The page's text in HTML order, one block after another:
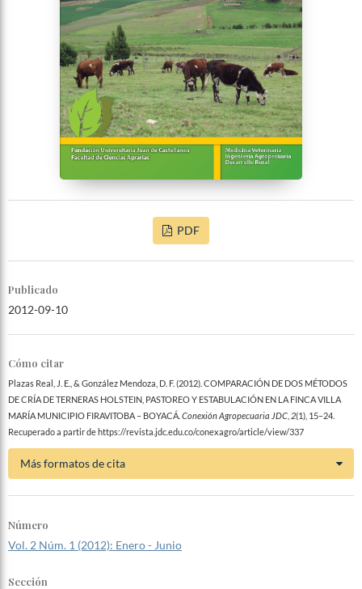
PDF
Publicado
2012-09-10
Cómo citar
Plazas Real, J. E., & González Mendoza, D. F. (2012). COMPARACIÓN DE DOS MÉTODOS
DE CRÍA DE TERNERAS HOLSTEIN, PASTOREO Y ESTABULACIÓN EN LA FINCA VILLA
MARÍA MUNICIPIO FIRAVITOBA – BOYACÁ. Conexión Agropecuaria JDC, 2(1), 15–24.
Recuperado a partir de https://revista.jdc.edu.co/conexagro/article/view/337
Más formatos de cita
Número
Vol. 2 Núm. 1 (2012): Enero - Junio
Sección